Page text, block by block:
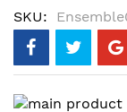
SKU
Skip